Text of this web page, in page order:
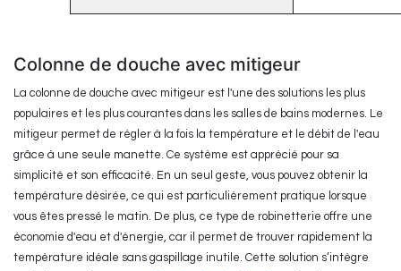
Colonne de douche avec mitigeur
La colonne de douche avec mitigeur est l'une des solutions les plus
populaires et les plus courantes dans les salles de bains modernes. Le
mitigeur permet de régler à la fois la température et le débit de l'eau
grâce à une seule manette. Ce système est apprécié pour sa
simplicité et son efficacité. En un seul geste, vous pouvez obtenir la
température désirée, ce qui est particulièrement pratique lorsque
vous êtes pressé le matin. De plus, ce type de robinetterie offre une
économie d'eau et d'énergie, car il permet de trouver rapidement la
température idéale sans gaspillage inutile. Cette solution s’intègre